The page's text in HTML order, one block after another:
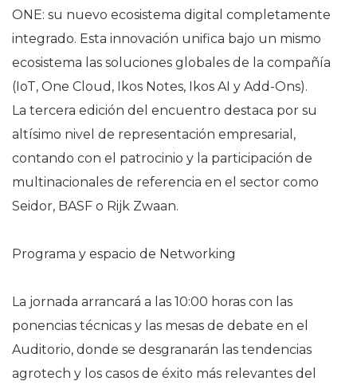
ONE: su nuevo ecosistema digital completamente
integrado. Esta innovación unifica bajo un mismo
ecosistema las soluciones globales de la compañía
(IoT, One Cloud, Ikos Notes, Ikos AI y Add-Ons).
La tercera edición del encuentro destaca por su
altísimo nivel de representación empresarial,
contando con el patrocinio y la participación de
multinacionales de referencia en el sector como
Seidor, BASF o Rijk Zwaan.
Programa y espacio de Networking
La jornada arrancará a las 10:00 horas con las
ponencias técnicas y las mesas de debate en el
Auditorio, donde se desgranarán las tendencias
agrotech y los casos de éxito más relevantes del